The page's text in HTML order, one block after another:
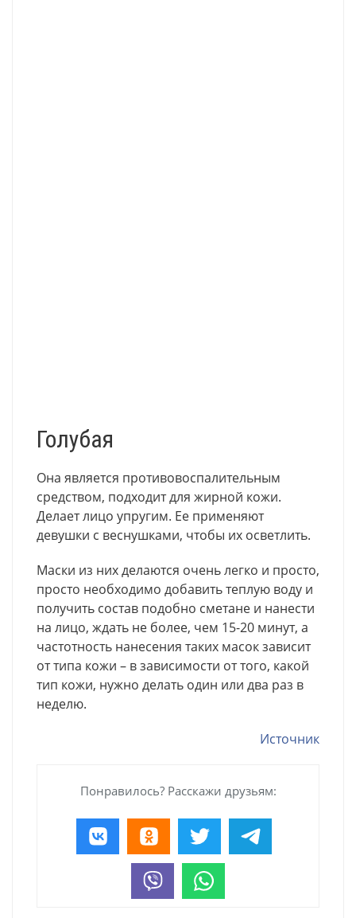
Голубая
Она является противовоспалительным
средством, подходит для жирной кожи.
Делает лицо упругим. Ее применяют
девушки с веснушками, чтобы их осветлить.
Маски из них делаются очень легко и просто,
просто необходимо добавить теплую воду и
получить состав подобно сметане и нанести
на лицо, ждать не более, чем 15-20 минут, а
частотность нанесения таких масок зависит
от типа кожи – в зависимости от того, какой
тип кожи, нужно делать один или два раз в
неделю.
Источник
Понравилось? Расскажи друзьям: